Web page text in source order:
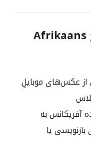
موارد استفاده رایج Afrikaans
از عکس‌های موبایلِ
آفریکانس به
یا